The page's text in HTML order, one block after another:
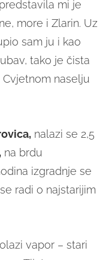
mi je
more i Zlarin. Uz
sam ju i kao
tako je čista
naselju
nalazi se 2,5
na brdu
izgradnje se
radi o najstarijim
vapor – stari